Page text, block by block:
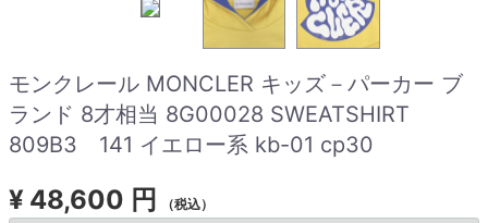
モンクレール MONCLER キッズ－パーカー ブ
ランド 8才相当 8G00028 SWEATSHIRT
809B3 141 イエロー系 kb-01 cp30
¥ 48,600 円 （税込）